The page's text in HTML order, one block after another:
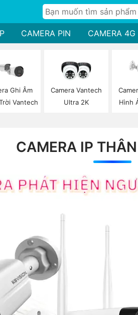
CAMERA PIN CAMERA 4G
Ghi Âm
Vantech
Camera Vantech
Ultra 2K
Hình
CAMERA IP